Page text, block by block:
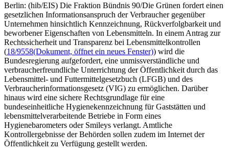
Berlin: (hib/EIS) Die Fraktion Bündnis 90/Die Grünen fordert einen
gesetzlichen Informationsanspruch der Verbraucher gegenüber
Unternehmen hinsichtlich Kennzeichnung, Rückverfolgbarkeit und
beworbener Eigenschaften von Lebensmitteln. In einem Antrag zur
Rechtssicherheit und Transparenz bei Lebensmittelkontrollen
(18/9558(Dokument, öffnet ein neues Fenster)) wird die
Bundesregierung aufgefordert, eine unmissverständliche und
verbraucherfreundliche Unterrichtung der Öffentlichkeit durch das
Lebensmittel- und Futtermittelgesetzbuch (LFGB) und des
Verbraucherinformationsgesetz (VIG) zu ermöglichen. Darüber
hinaus wird eine sichere Rechtsgrundlage für eine
bundeseinheitliche Hygienekennzeichnung für Gaststätten und
lebensmittelverarbeitende Betriebe in Form eines
Hygienebarometers oder Smileys verlangt. Amtliche
Kontrollergebnisse der Behörden sollen zudem im Internet der
Öffentlichkeit zu Verfügung gestellt werden.